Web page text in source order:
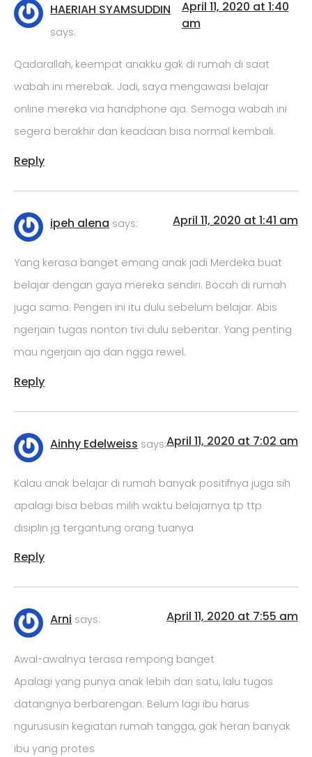
HAERIAH SYAMSUDDIN
says:
April 11, 2020 at 1:40
am
Qadarallah, keempat anakku gak di rumah di saat
wabah ini merebak. Jadi, saya mengawasi belajar
online mereka via handphone aja. Semoga wabah ini
segera berakhir dan keadaan bisa normal kembali.
Reply
ipeh alena says: April 11, 2020 at 1:41 am
Yang kerasa banget emang anak jadi Merdeka buat
belajar dengan gaya mereka sendiri. Bocah di rumah
juga sama. Pengen ini itu dulu sebelum belajar. Abis
ngerjain tugas nonton tivi dulu sebentar. Yang penting
mau ngerjain aja dan ngga rewel.
Reply
Ainhy Edelweiss says:April 11, 2020 at 7:02 am
Kalau anak belajar di rumah banyak positifnya juga sih
apalagi bisa bebas milih waktu belajarnya tp ttp
disiplin jg tergantung orang tuanya
Reply
Arni says: April 11, 2020 at 7:55 am
Awal-awalnya terasa rempong banget
Apalagi yang punya anak lebih dari satu, lalu tugas
datangnya berbarengan. Belum lagi ibu harus
ngurususin kegiatan rumah tangga, gak heran banyak
ibu yang protes